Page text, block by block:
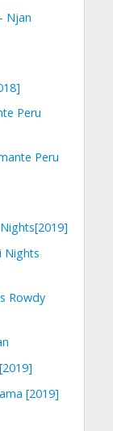
Njan
Peru
Peru
Nights
Rowdy
[2019]